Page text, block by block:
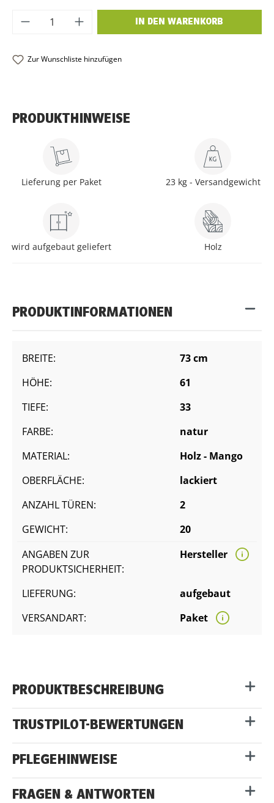
Produkt Anzahl: Gib den gewünschten
IN DEN WARENKORB
Zur Wunschliste hinzufügen
PRODUKTHINWEISE
Lieferung per Paket 23 kg - Versandgewicht
wird aufgebaut geliefert Holz
PRODUKTINFORMATIONEN
BREITE:
73 cm
HÖHE:
61
TIEFE:
33
FARBE:
natur
MATERIAL:
Holz - Mango
OBERFLÄCHE:
lackiert
ANZAHL TÜREN:
2
GEWICHT:
20
ANGABEN ZUR
PRODUKTSICHERHEIT:
Hersteller
LIEFERUNG:
aufgebaut
VERSANDART:
Paket
PRODUKTBESCHREIBUNG
TRUSTPILOT-BEWERTUNGEN
PFLEGEHINWEISE
FRAGEN & ANTWORTEN